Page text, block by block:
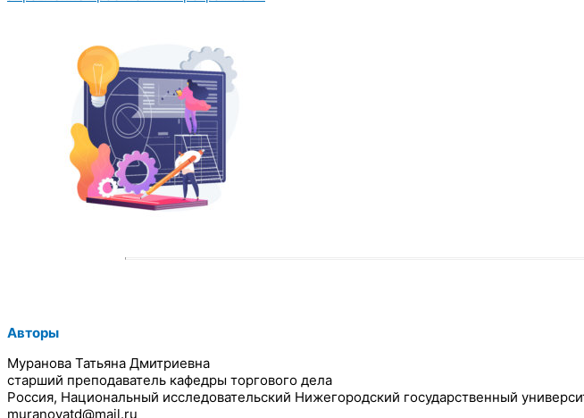
Авторы
Муранова Татьяна Дмитриевна
старший преподаватель кафедры торгового дела
Россия, Национальный исследовательский Нижегородский государственный
muranovatd@mail.ru